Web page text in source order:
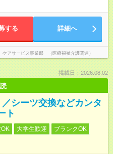
する 詳細へ
アサービス事業部 （医療福祉介護関連）
掲載日：2026.08.02
シーツ交換などカンタ
ト
大学生歓迎
ブランクOK